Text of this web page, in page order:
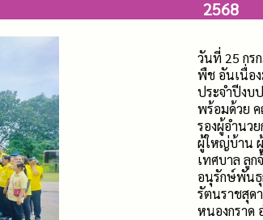
2568
วันที่​ 25 กร
พืช อันเนื่อง
ประจำปีงบ
พร้อมด้วย​
รองผู้อำนว
ผู้ใหญ่​บ้าน​
เทศบาล ลูก
อนุรักษ์พันธุ
รัตนราชสุด
หนองกราด